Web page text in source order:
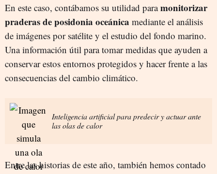
En este caso, contábamos su utilidad paramonitorizar
praderas de posidonia oceánica mediante el análisis
de imágenes por satélite y el estudio del fondo marino.
Una información útil para tomar medidas que ayuden a
conservar estos entornos protegidos y hacer frente a las
consecuencias del cambio climático.
Inteligencia artificial para predecir y actuar ante
las olas de calor
Entre las historias de este año, también hemos contado